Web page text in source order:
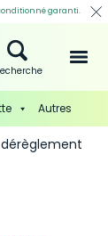
garanti.
Autres